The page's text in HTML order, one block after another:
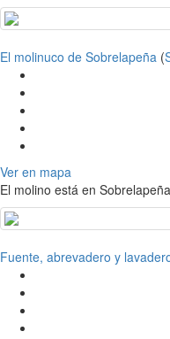
El molinuco de Sobrelapeña (
Ver en mapa
El molino está en
Fuente, abrevadero y